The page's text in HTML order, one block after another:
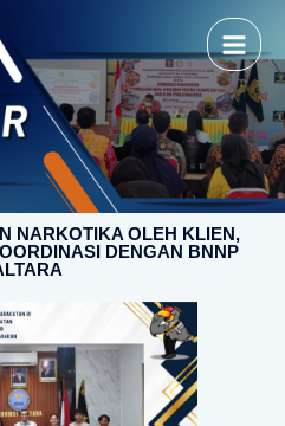
NARKOTIKA OLEH KLIEN,
DENGAN BNNP